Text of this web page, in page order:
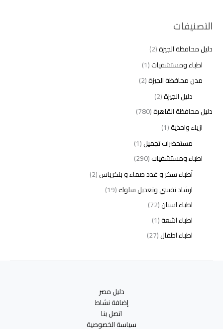
التصنيفات
دليل محافظة الجيزة(2)
اطباء ومستشفيات(1)
مدن محافظة الجيزة(2)
دليل الجيزة(2)
دليل محافظة القاهرة(780)
ازياء واحذية(1)
مستحضرات تجميل(1)
اطباء ومستشفيات(290)
أطباء سكر و غدد صماء و بنكرياس(2)
ارشاد نفسي وتعديل سلوك(19)
اطباء اسنان(72)
اطباء اشعة(1)
اطباء اطفال(27)
اطباء امراض الذكورة(1)
دليل مصر
إضافة نشاط
اتصل بنا
سياسة الخصوصية